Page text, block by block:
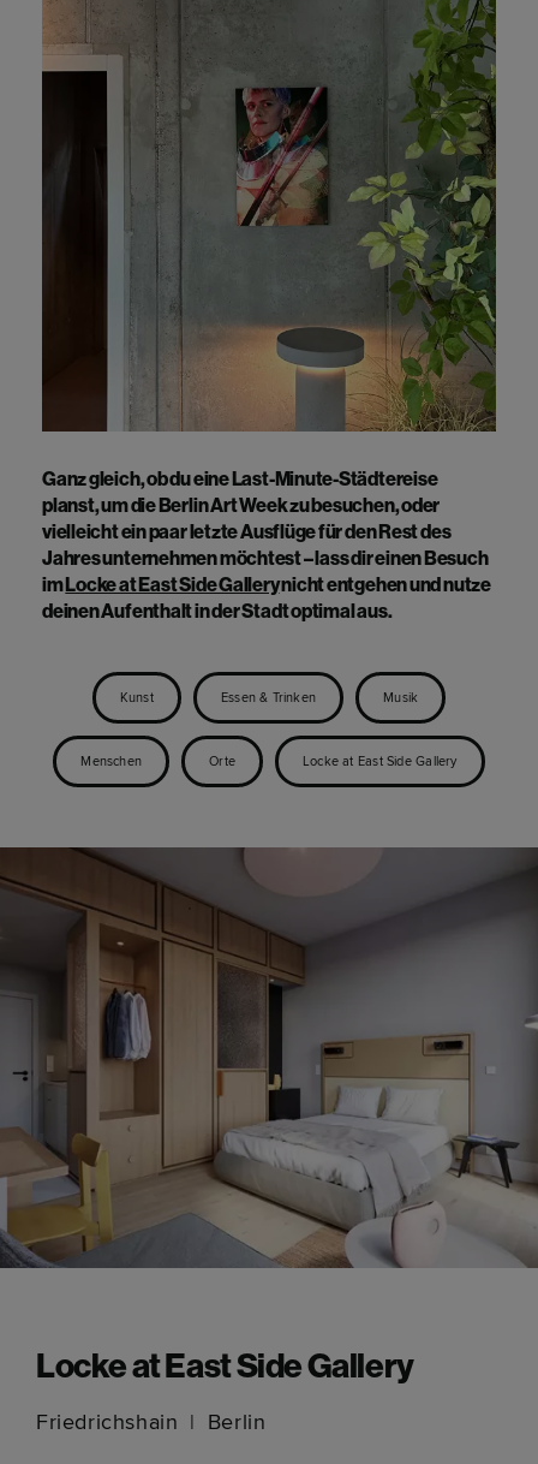
Ganz gleich, ob du eine Last-Minute-Städtereise
planst, um die Berlin Art Week zu besuchen, oder
vielleicht ein paar letzte Ausflüge für den Rest des
Jahres unternehmen möchtest – lass dir einen Besuch
im Locke at East Side Gallerynicht entgehen und nutze
deinen Aufenthalt in der Stadt optimal aus.
Kunst Essen & Trinken Musik
Menschen Orte Locke at East Side Gallery
Locke at East Side Gallery
Friedrichshain Berlin